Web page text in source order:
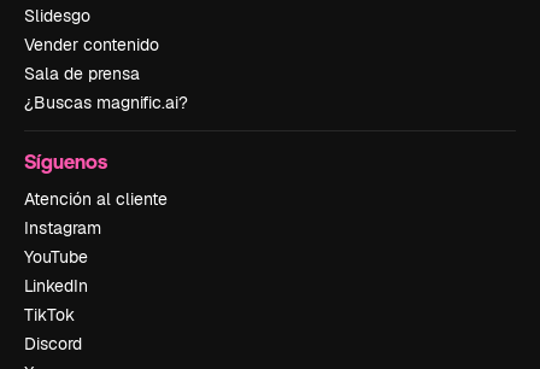
Slidesgo
Vender contenido
Sala de prensa
¿Buscas magnific.ai?
Síguenos
Atención al cliente
Instagram
YouTube
LinkedIn
TikTok
Discord